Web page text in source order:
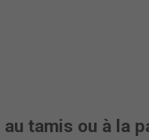
au tamis ou à la